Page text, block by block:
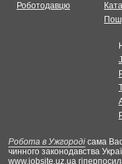
Роботодавцю
Робота в Ужгороді сама
чинного законодавства
www.jobsite.uz.ua